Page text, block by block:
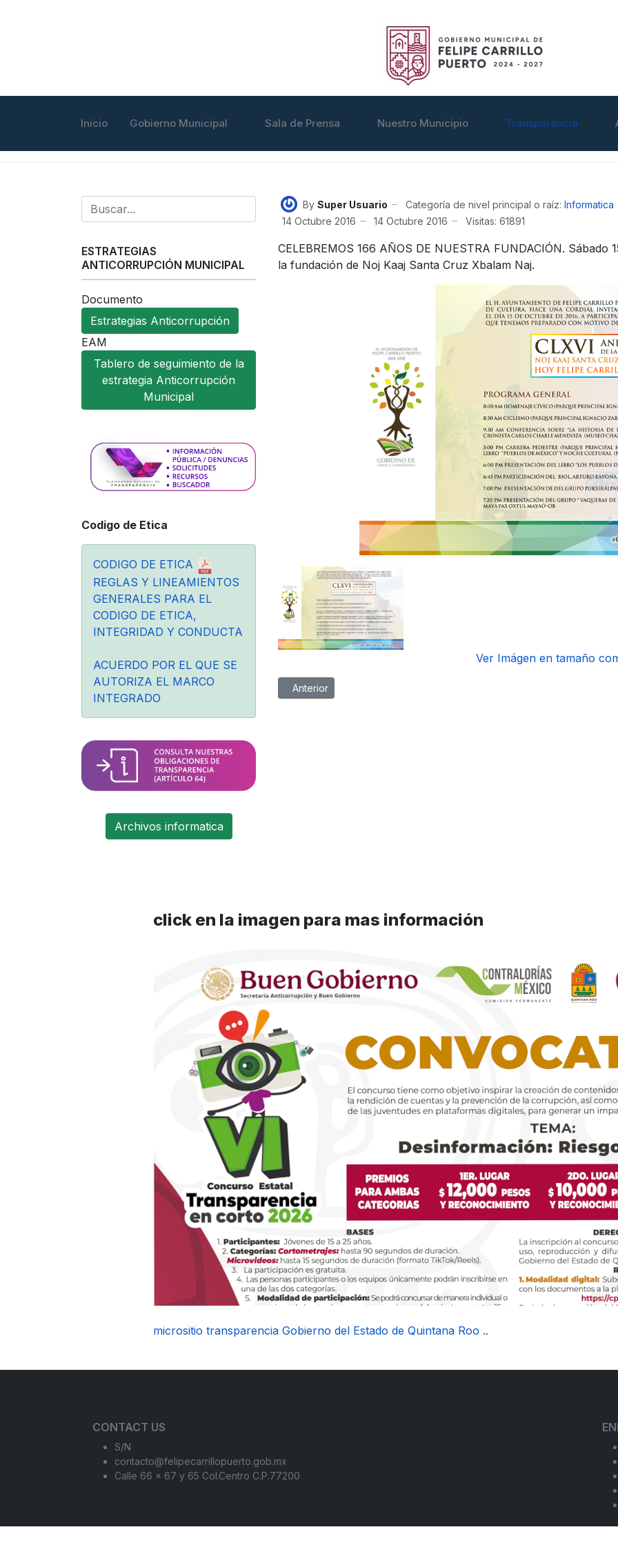
Inicio Gobierno Municipal Sala de Prensa Nuestro Municipio Transparencia
By Super Usuario Categoría de nivel principal o raíz: Informatica
14 Octubre 2016
14 Octubre 2016 Visitas: 61891
CELEBREMOS 166 AÑOS DE NUESTRA FUNDACIÓN.
la fundación de Noj Kaaj Santa Cruz Xbalam Naj.
Ver Imágen en tamaño
Artículo anterior: Directorio Municipal
Anterior
ESTRATEGIAS
ANTICORRUPCIÓN MUNICIPAL
Documento
Estrategias Anticorrupción
EAM
Tablero de seguimiento de la
estrategia Anticorrupción
Municipal
Codigo de Etica
CODIGO DE ETICA
REGLAS Y LINEAMIENTOS
GENERALES PARA EL
CODIGO DE ETICA,
INTEGRIDAD Y CONDUCTA
ACUERDO POR EL QUE SE
AUTORIZA EL MARCO
INTEGRADO
Archivos informatica
click en la imagen para mas información
micrositio transparencia Gobierno del Estado de Quintana Roo ..
CONTACT US
S/N
contacto@felipecarrillopuerto.gob.mx
Calle 66 x 67 y 65 Col.Centro C.P.77200